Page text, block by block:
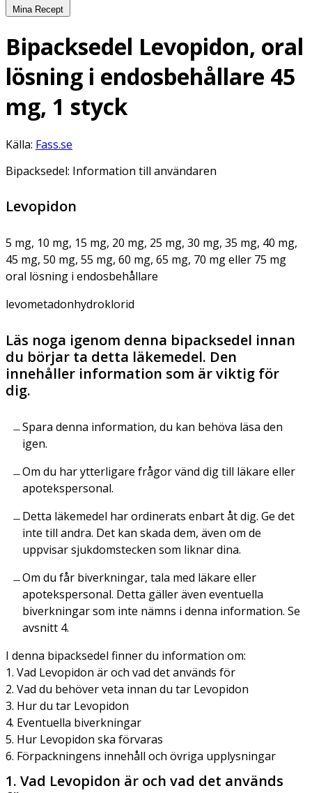
Mina Recept
Bipacksedel Levopidon, oral
lösning i endosbehållare 45
mg, 1 styck
Källa: Fass.se
Bipacksedel: Information till användaren
Levopidon
5 mg, 10 mg, 15 mg, 20 mg, 25 mg, 30 mg, 35 mg, 40 mg,
45 mg, 50 mg, 55 mg, 60 mg, 65 mg, 70 mg eller 75 mg
oral lösning i endosbehållare
levometadonhydroklorid
Läs noga igenom denna bipacksedel innan
du börjar ta detta läkemedel. Den
innehåller information som är viktig för
dig.
Spara denna information, du kan behöva läsa den
igen.
Om du har ytterligare frågor vänd dig till läkare eller
apotekspersonal.
Detta läkemedel har ordinerats enbart åt dig. Ge det
inte till andra. Det kan skada dem, även om de
uppvisar sjukdomstecken som liknar dina.
Om du får biverkningar, tala med läkare eller
apotekspersonal. Detta gäller även eventuella
biverkningar som inte nämns i denna information. Se
avsnitt 4.
I denna bipacksedel finner du information om:
1. Vad Levopidon är och vad det används för
2. Vad du behöver veta innan du tar Levopidon
3. Hur du tar Levopidon
4. Eventuella biverkningar
5. Hur Levopidon ska förvaras
6. Förpackningens innehåll och övriga upplysningar
1. Vad Levopidon är och vad det används